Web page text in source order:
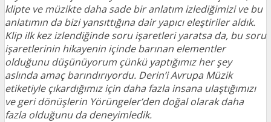
klipte ve müzikte daha sade bir anlatım izlediğimizi ve bu
anlatımın da bizi yansıttığına dair yapıcı eleştiriler aldık.
Klip ilk kez izlendiğinde soru işaretleri yaratsa da, bu soru
işaretlerinin hikayenin içinde barınan elementler
olduğunu düşünüyorum çünkü yaptığımız her şey
aslında amaç barındırıyordu. Derin’i Avrupa Müzik
etiketiyle çıkardığımız için daha fazla insana ulaştığımızı
ve geri dönüşlerin Yörüngeler’den doğal olarak daha
fazla olduğunu da deneyimledik.